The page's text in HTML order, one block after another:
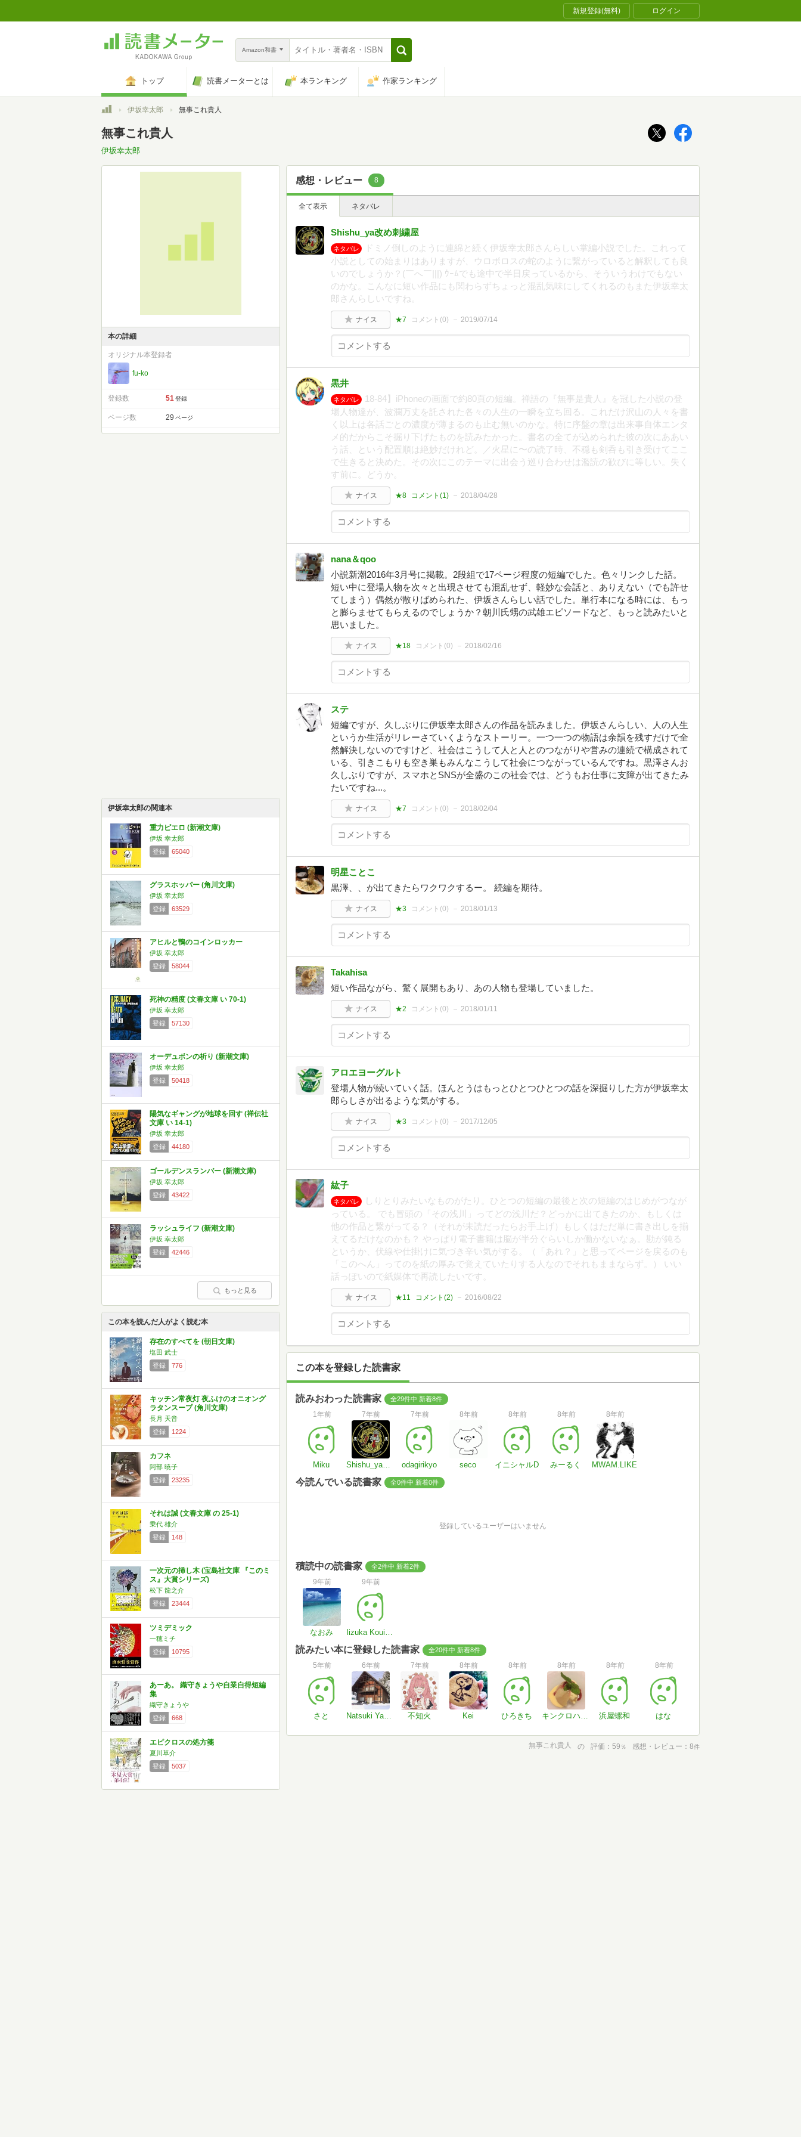
新規登録(無料) ログイン
Amazon和書
トップ 読書メーターとは 本ランキング 作家ランキング
トップ伊坂幸太郎 無事これ貴人
無事これ貴人
伊坂幸太郎
本の詳細
オリジナル本登録者
fu-ko
登録数 51 登録
ページ数 29 ページ
伊坂幸太郎の関連本
重力ピエロ (新潮文庫)
伊坂 幸太郎
登録
65040
グラスホッパー (角川文庫)
伊坂 幸太郎
登録
63529
アヒルと鴨のコインロッカー
伊坂 幸太郎
登録
58044
死神の精度 (文春文庫 い 70-1)
伊坂 幸太郎
登録
57130
オーデュボンの祈り (新潮文庫)
伊坂 幸太郎
登録
50418
陽気なギャングが地球を回す (祥伝社
文庫 い 14-1)
伊坂 幸太郎
登録
44180
ゴールデンスランバー (新潮文庫)
伊坂 幸太郎
登録
43422
ラッシュライフ (新潮文庫)
伊坂 幸太郎
登録
42446
もっと見る
この本を読んだ人がよく読む本
存在のすべてを (朝日文庫)
塩田 武士
登録
776
キッチン常夜灯 夜ふけのオニオング
ラタンスープ (角川文庫)
長月 天音
登録
1224
カフネ
阿部 暁子
登録
23235
それは誠 (文春文庫 の 25-1)
乗代 雄介
登録
148
一次元の挿し木 (宝島社文庫 『このミ
ス』大賞シリーズ)
松下 龍之介
登録
23444
ツミデミック
一穂ミチ
登録
10795
あーあ。 織守きょうや自業自得短編
集
織守きょうや
登録
668
エピクロスの処方箋
夏川草介
登録
5037
感想・レビュー 8
全て表示 ネタバレ
Shishu_ya改め刺繍屋
ネタバレ
ドミノ倒しのように連綿と続く伊坂幸太郎さんらしい掌編小説でした。これって
小説としての始まりはありますが、ウロボロスの蛇のように繋がっていると解釈しても良
いのでしょうか？(￣へ￣|||) ｳｰﾑでも途中で半日戻っているから、そういうわけでもない
のかな。こんなに短い作品にも関わらずちょっと混乱気味にしてくれるのもまた伊坂幸太
郎さんらしいですね。
ナイス ★7 コメント(0) 2019/07/14
黒井
ネタバレ
18-84】iPhoneの画面で約80頁の短編。禅語の『無事是貴人』を冠した小説の登
場人物達が、波瀾万丈を託された各々の人生の一瞬を立ち回る。これだけ沢山の人々を書
く以上は各話ごとの濃度が薄まるのも止む無いのかな。特に序盤の章は出来事自体エンタ
メ的だからこそ掘り下げたものを読みたかった。書名の全てが込められた彼の次にああい
う話、という配置順は絶妙だけれど。／火星に〜の読了時、不穏も剣呑も引き受けてここ
で生きると決めた。その次にこのテーマに出会う巡り合わせは濫読の歓びに等しい。失く
す前に。どうか。
ナイス ★8 コメント(1) 2018/04/28
nana＆qoo
小説新潮2016年3月号に掲載。2段組で17ページ程度の短編でした。色々リンクした話。
短い中に登場人物を次々と出現させても混乱せず、軽妙な会話と、ありえない（でも許せ
てしまう）偶然が散りばめられた、伊坂さんらしい話でした。単行本になる時には、もっ
と膨らませてもらえるのでしょうか？朝川氏甥の武雄エピソードなど、もっと読みたいと
思いました。
ナイス ★18 コメント(0) 2018/02/16
ステ
短編ですが、久しぶりに伊坂幸太郎さんの作品を読みました。伊坂さんらしい、人の人生
というか生活がリレーさていくようなストーリー。一つ一つの物語は余韻を残すだけで全
然解決しないのですけど、社会はこうして人と人とのつながりや営みの連続で構成されて
いる、引きこもりも空き巣もみんなこうして社会につながっているんですね。黒澤さんお
久しぶりですが、スマホとSNSが全盛のこの社会では、どうもお仕事に支障が出てきたみ
たいですね...。
ナイス ★7 コメント(0) 2018/02/04
明星ことこ
黒澤、、が出てきたらワクワクするー。 続編を期待。
ナイス ★3 コメント(0) 2018/01/13
Takahisa
短い作品ながら、驚く展開もあり、あの人物も登場していました。
ナイス ★2 コメント(0) 2018/01/11
アロエヨーグルト
登場人物が続いていく話。ほんとうはもっとひとつひとつの話を深掘りした方が伊坂幸太
郎らしさが出るような気がする。
ナイス ★3 コメント(0) 2017/12/05
紘子
ネタバレ
しりとりみたいなものがたり。ひとつの短編の最後と次の短編のはじめがつなが
っている。 でも冒頭の「その浅川」ってどの浅川だ？どっかに出てきたのか、もしくは
他の作品と繋がってる？（それが未読だったらお手上げ）もしくはただ単に書き出しを揃
えてるだけなのかも？ やっぱり電子書籍は脳が半分ぐらいしか働かないなぁ。勘が鈍る
というか、伏線や仕掛けに気づき辛い気がする。（「あれ？」と思ってページを戻るのも
「このへん」ってのを紙の厚みで覚えていたりする人なのでそれもままならず。） いい
話っぽいので紙媒体で再読したいです。
ナイス ★11 コメント(2) 2016/08/22
この本を登録した読書家
読みおわった読書家 全29件中 新着8件
1年前
Miku
7年前
Shishu_ya改め刺繍屋
7年前
odagirikyo
8年前
seco
8年前
イニシャルD
8年前
みーるく
8年前
MWAM.LIKE
今読んでいる読書家 全0件中 新着0件
登録しているユーザーはいません
積読中の読書家 全2件中 新着2件
9年前
なおみ
9年前
Iizuka Kouichi
読みたい本に登録した読書家 全20件中 新着8件
5年前
さと
6年前
Natsuki Yamaguchi
7年前
不知火
8年前
Kei
8年前
ひろきち
8年前
キンクロハジロ
8年前
浜屋螺和
8年前
はな
無事これ貴人 の 評価 59 ％ 感想・レビュー 8件